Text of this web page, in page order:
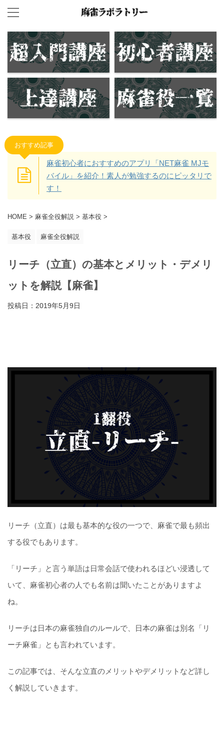
おすすめ記事
麻雀初心者におすすめのアプリ「NET麻雀 MJモ
バイル」を紹介！素人が勉強するのにピッタリで
す！
HOME > 麻雀全役解説 > 基本役 >
基本役 麻雀全役解説
リーチ（立直）の基本とメリット・デメリ
ットを解説【麻雀】
投稿日： 2019年5月9日
リーチ（立直）は最も基本的な役の一つで、麻雀で最も頻出
する役でもあります。
「リーチ」と言う単語は日常会話で使われるほどい浸透して
いて、麻雀初心者の人でも名前は聞いたことがありますよ
ね。
リーチは日本の麻雀独自のルールで、日本の麻雀は別名「リ
ーチ麻雀」とも言われています。
この記事では、そんな立直のメリットやデメリットなど詳し
く解説していきます。